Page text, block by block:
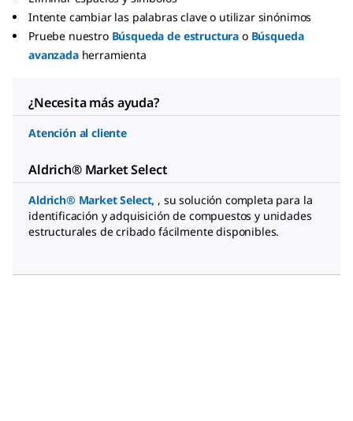
Intente cambiar las palabras clave o utilizar sinónimos
Pruebe nuestro Búsqueda de estructura o Búsqueda
avanzada herramienta
¿Necesita más ayuda?
Atención al cliente
Aldrich® Market Select
Aldrich® Market Select, , su solución completa para la
identificación y adquisición de compuestos y unidades
estructurales de cribado fácilmente disponibles.